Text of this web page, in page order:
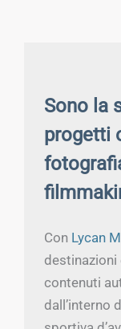
Sono la
progetti
Con Lycan
contenuti
dall’interno